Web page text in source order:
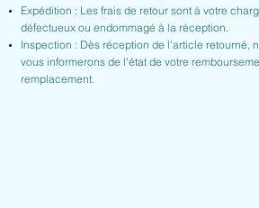
Expédition : Les frais de retour sont à votre
défectueux ou endommagé à la réception.
Inspection : Dès réception de l'article retourné,
vous informerons de l'état de votre
remplacement.